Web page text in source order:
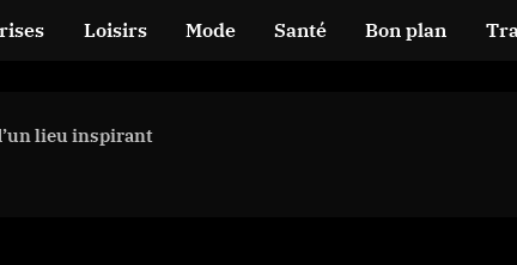
Loisirs Mode Santé Bon plan
lieu inspirant